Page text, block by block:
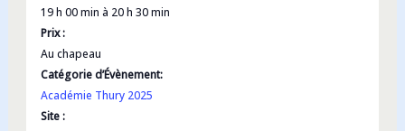
19 h 00 min à 20 h 30 min
Prix :
Au chapeau
Catégorie d’Évènement:
Académie Thury 2025
Site :